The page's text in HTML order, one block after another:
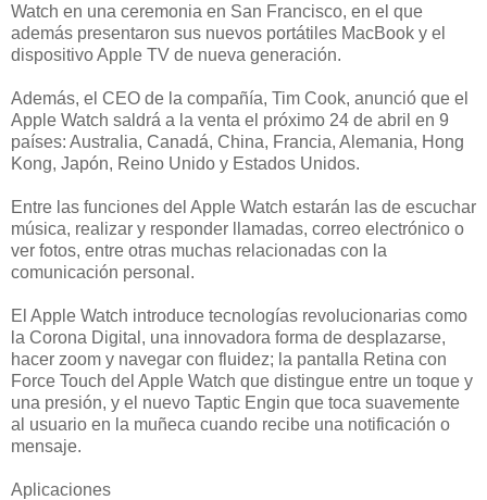
Watch en una ceremonia en San Francisco, en el que
además presentaron sus nuevos portátiles MacBook y el
dispositivo Apple TV de nueva generación.
Además, el CEO de la compañía, Tim Cook, anunció que el
Apple Watch saldrá a la venta el próximo 24 de abril en 9
países: Australia, Canadá, China, Francia, Alemania, Hong
Kong, Japón, Reino Unido y Estados Unidos.
Entre las funciones del Apple Watch estarán las de escuchar
música, realizar y responder llamadas, correo electrónico o
ver fotos, entre otras muchas relacionadas con la
comunicación personal.
El Apple Watch introduce tecnologías revolucionarias como
la Corona Digital, una innovadora forma de desplazarse,
hacer zoom y navegar con fluidez; la pantalla Retina con
Force Touch del Apple Watch que distingue entre un toque y
una presión, y el nuevo Taptic Engin que toca suavemente
al usuario en la muñeca cuando recibe una notificación o
mensaje.
Aplicaciones